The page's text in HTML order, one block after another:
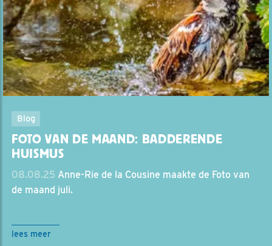
Blog
FOTO VAN DE MAAND: BADDERENDE
HUISMUS
08.08.25 Anne-Rie de la Cousine maakte de Foto van
de maand juli.
lees meer